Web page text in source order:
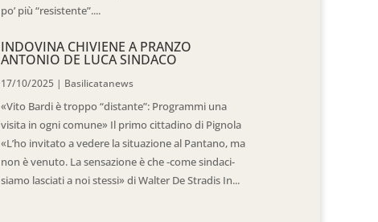
po’ più “resistente”....
INDOVINA CHIVIENE A PRANZO
ANTONIO DE LUCA SINDACO
17/10/2025 | Basilicatanews
«Vito Bardi è troppo “distante”: Programmi una
visita in ogni comune» Il primo cittadino di Pignola
«L’ho invitato a vedere la situazione al Pantano, ma
non è venuto. La sensazione è che -come sindaci-
siamo lasciati a noi stessi» di Walter De Stradis In...